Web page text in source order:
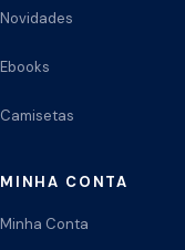
Novidades
Ebooks
Camisetas
MINHA CONTA
Minha Conta